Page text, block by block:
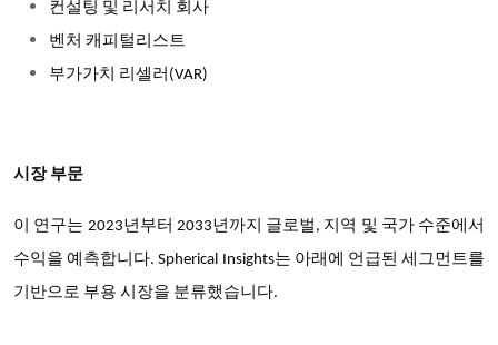
컨설팅 및 리서치 회사
벤처 캐피털리스트
부가가치 리셀러 (VAR)
시장 부문
이 연구는 2023년부터 2033년까지 글로벌, 지역 및 국가 수준에서
수익을 예측합니다. Spherical Insights는 아래에 언급된 세그먼트를
기반으로 부용 시장을 분류했습니다.